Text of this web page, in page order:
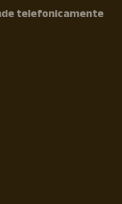
telefonicamente